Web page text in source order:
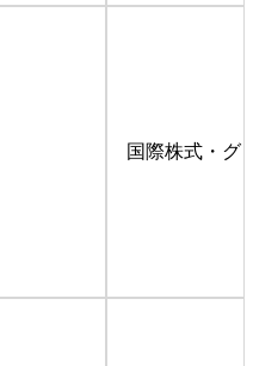
国際株式・グ